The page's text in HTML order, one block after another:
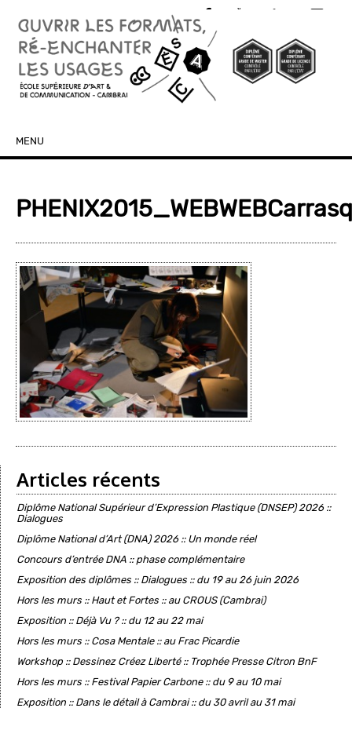
MENU
Articles récents
Diplôme National Supérieur d’Expression Plastique (DNSEP) 2026 ::
Dialogues
Diplôme National d’Art (DNA) 2026 :: Un monde réel
Concours d’entrée DNA :: phase complémentaire
Exposition des diplômes :: Dialogues :: du 19 au 26 juin 2026
Hors les murs :: Haut et Fortes :: au CROUS (Cambrai)
Exposition :: Déjà Vu ? :: du 12 au 22 mai
Hors les murs :: Cosa Mentale :: au Frac Picardie
Workshop :: Dessinez Créez Liberté :: Trophée Presse Citron BnF
Hors les murs :: Festival Papier Carbone :: du 9 au 10 mai
Exposition :: Dans le détail à Cambrai :: du 30 avril au 31 mai